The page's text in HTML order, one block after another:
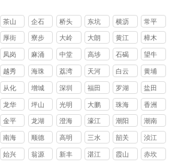
茶山
镇
企石
镇
桥头
镇
东坑
镇
横沥
镇
常平
镇
厚街
镇
寮步
镇
大岭
山镇
大朗
镇
黄江
镇
樟木
头镇
凤岗
镇
麻涌
镇
中堂
镇
高埗
镇
石碣
镇
望牛
墩镇
越秀
区
海珠
区
荔湾
区
天河
区
白云
区
黄埔
区
从化
区
增城
区
深圳
福田
区
罗湖
区
盐田
区
龙华
区
坪山
区
光明
区
大鹏
新区
珠海
香洲
区
金平
区
龙湖
区
澄海
区
濠江
区
潮阳
区
潮南
区
南海
区
顺德
区
高明
区
三水
区
韶关
浈江
区
始兴
翁源
新丰
湛江
霞山
赤坎